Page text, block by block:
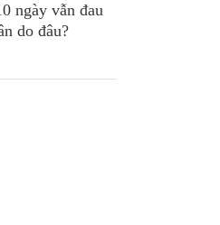
ngày vẫn đau
do đâu?